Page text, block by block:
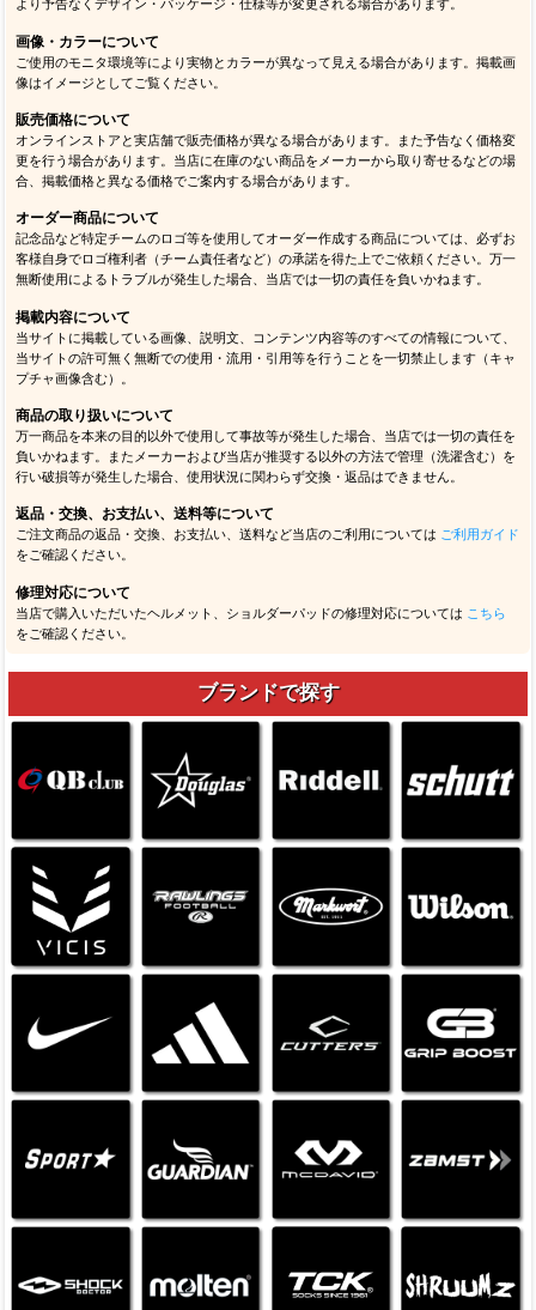
より予告なくデザイン・パッケージ・仕様等が変更される場合があります。
画像・カラーについて
ご使用のモニタ環境等により実物とカラーが異なって見える場合があります。掲載画
像はイメージとしてご覧ください。
販売価格について
オンラインストアと実店舗で販売価格が異なる場合があります。また予告なく価格変
更を行う場合があります。当店に在庫のない商品をメーカーから取り寄せるなどの場
合、掲載価格と異なる価格でご案内する場合があります。
オーダー商品について
記念品など特定チームのロゴ等を使用してオーダー作成する商品については、必ずお
客様自身でロゴ権利者（チーム責任者など）の承諾を得た上でご依頼ください。万一
無断使用によるトラブルが発生した場合、当店では一切の責任を負いかねます。
掲載内容について
当サイトに掲載している画像、説明文、コンテンツ内容等のすべての情報について、
当サイトの許可無く無断での使用・流用・引用等を行うことを一切禁止します（キャ
プチャ画像含む）。
商品の取り扱いについて
万一商品を本来の目的以外で使用して事故等が発生した場合、当店では一切の責任を
負いかねます。またメーカーおよび当店が推奨する以外の方法で管理（洗濯含む）を
行い破損等が発生した場合、使用状況に関わらず交換・返品はできません。
返品・交換、お支払い、送料等について
ご注文商品の返品・交換、お支払い、送料など当店のご利用については ご利用ガイド
をご確認ください。
修理対応について
当店で購入いただいたヘルメット、ショルダーパッドの修理対応については こちら
をご確認ください。
ブランドで探す